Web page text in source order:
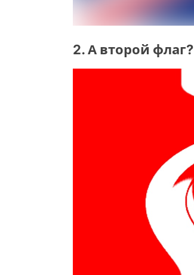
2. А второй флаг?